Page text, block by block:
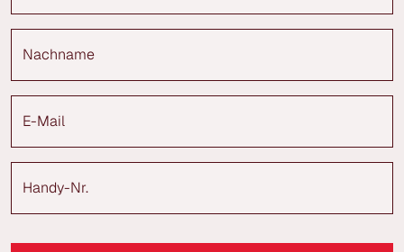
Nachname
E-Mail
Handy-Nr.